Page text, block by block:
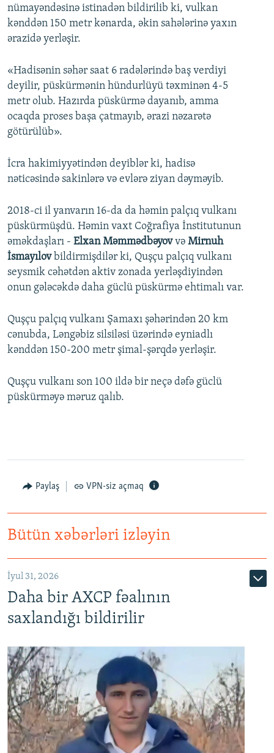
nümayəndəsinə istinadən bildirilib ki, vulkan
kənddən 150 metr kənarda, əkin sahələrinə yaxın
ərazidə yerləşir.
«Hadisənin səhər saat 6 radələrində baş verdiyi
deyilir, püskürmənin hündurlüyü təxminən 4-5
metr olub. Hazırda püskürmə dayanıb, amma
ocaqda proses başa çatmayıb, ərazi nəzarətə
götürülüb».
İcra hakimiyyətindən deyiblər ki, hadisə
nəticəsində sakinlərə və evlərə ziyan dəyməyib.
2018-ci il yanvarın 16-da da həmin palçıq vulkanı
püskürmüşdü. Həmin vaxt Coğrafiya İnstitutunun
əməkdaşları - Elxan Məmmədbəyovvə Mirnuh
İsmayılovbildirmişdilər ki, Quşçu palçıq vulkanı
seysmik cəhətdən aktiv zonada yerləşdiyindən
onun gələcəkdə daha güclü püskürmə ehtimalı var.
Quşçu palçıq vulkanı Şamaxı şəhərindən 20 km
cənubda, Ləngəbiz silsiləsi üzərində eyniadlı
kənddən 150-200 metr şimal-şərqdə yerləşir.
Quşçu vulkanı son 100 ildə bir neçə dəfə güclü
püskürməyə məruz qalıb.
Paylaş VPN-siz açmaq
Bütün xəbərləri izləyin
İyul 31, 2026
Daha bir AXCP fəalının
saxlandığı bildirilir